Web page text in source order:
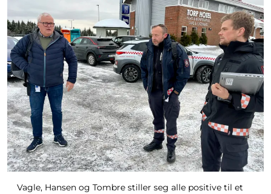
Vagle, Hansen og Tombre stiller seg alle positive til et